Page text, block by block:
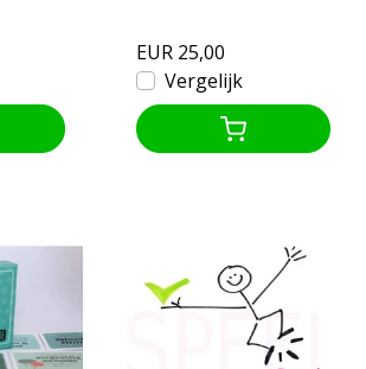
EUR 25,00
Vergelijk